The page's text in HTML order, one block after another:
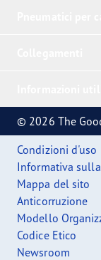
© 2026 The
Condizioni d'uso
Informativa
Mappa del sito
Anticorruzione
Modello
Codice Etico
Newsroom